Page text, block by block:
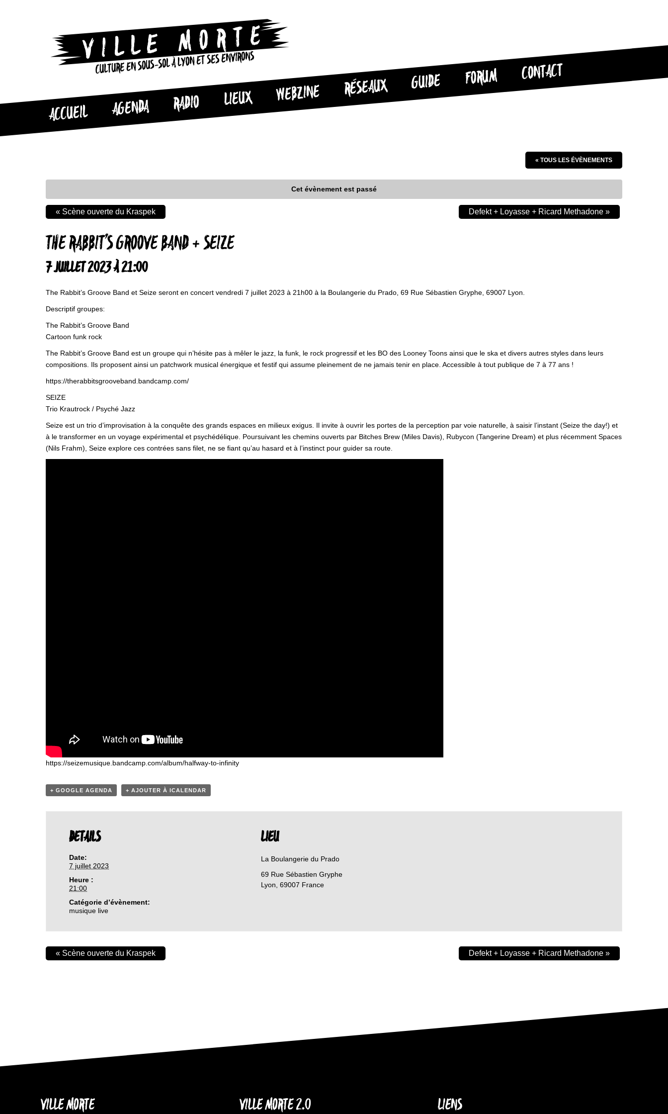
CULTURE EN SOUS-SOL À LYON ET SES ENVIRONS
ACCUEIL AGENDA RADIO LIEUX WEBZINE RÉSEAUX GUIDE FORUM CONTACT
« TOUS LES ÉVÈNEMENTS
Cet évènement est passé
THE RABBIT’S GROOVE BAND + SEIZE
7 JUILLET 2023 À 21:00
« Scène ouverte du Kraspek Defekt + Loyasse + Ricard Methadone »
The Rabbit’s Groove Band et Seize seront en concert vendredi 7 juillet 2023 à 21h00 à la Boulangerie du Prado, 69 Rue Sébastien Gryphe, 69007 Lyon.
Descriptif groupes:
The Rabbit’s Groove Band
Cartoon funk rock
The Rabbit’s Groove Band est un groupe qui n’hésite pas à mêler le jazz, la funk, le rock progressif et les BO des Looney Toons ainsi que le ska et divers autres styles dans leurs
compositions. Ils proposent ainsi un patchwork musical énergique et festif qui assume pleinement de ne jamais tenir en place. Accessible à tout publique de 7 à 77 ans !
https://therabbitsgrooveband.bandcamp.com/
SEIZE
Trio Krautrock / Psyché Jazz
Seize est un trio d’improvisation à la conquête des grands espaces en milieux exigus. Il invite à ouvrir les portes de la perception par voie naturelle, à saisir l’instant (Seize the day!) et
à le transformer en un voyage expérimental et psychédélique. Poursuivant les chemins ouverts par Bitches Brew (Miles Davis), Rubycon (Tangerine Dream) et plus récemment Spaces
(Nils Frahm), Seize explore ces contrées sans filet, ne se fiant qu’au hasard et à l’instinct pour guider sa route.
https://seizemusique.bandcamp.com/album/halfway-to-infinity
+ GOOGLE AGENDA + AJOUTER À ICALENDAR
DETAILS
Date:
7 juillet 2023
Heure :
21:00
Catégorie d’évènement:
musique live
LIEU
La Boulangerie du Prado
69 Rue Sébastien Gryphe
Lyon 69007 France
« Scène ouverte du Kraspek Defekt + Loyasse + Ricard Methadone »
VILLE MORTE VILLE MORTE 2.0 LIENS